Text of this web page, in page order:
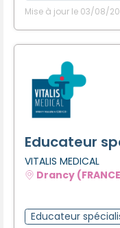
Mise à jour le 03/08/
Educateur
VITALIS MEDICAL
Drancy
Educateur